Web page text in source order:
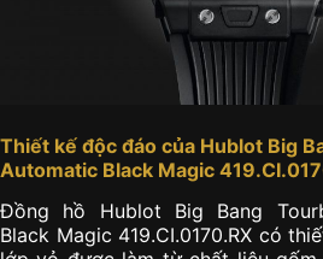
Thiết kế độc đáo của Hublot Big
Automatic Black Magic
Đồng hồ Hublot Big Bang
Black Magic 419.CI.0170.RX có